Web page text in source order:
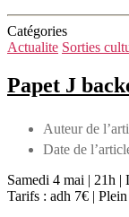
Catégories
Actualite Sorties
Papet J
Auteur de
Date de
Samedi 4 mai | 21h |
Tarifs : adh 7€ |